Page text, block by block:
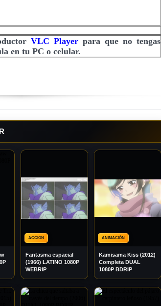
VLC Player para que no tengas
en tu PC o celular.
ACCION
Fantasma espacial
(1966) LATINO 1080P
WEBRIP
ANIMACIÓN
Kamisama Kiss (2012)
Completa DUAL
1080P BDRIP